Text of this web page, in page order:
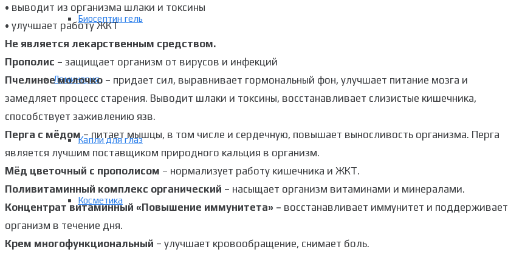
Биосептин гель
Ламинария
Капли для глаз
Косметика
• выводит из организма шлаки и токсины
• улучшает работу ЖКТ
Не является лекарственным средством.
Прополис – защищает организм от вирусов и инфекций
Пчелиное молочко – придает сил, выравнивает гормональный фон, улучшает питание мозга и
замедляет процесс старения. Выводит шлаки и токсины, восстанавливает слизистые кишечника,
способствует заживлению язв.
Перга с мёдом– питает мышцы, в том числе и сердечную, повышает выносливость организма. Перга
является лучшим поставщиком природного кальция в организм.
Мёд цветочный с прополисом – нормализует работу кишечника и ЖКТ.
Поливитаминный комплекс органический – насыщает организм витаминами и минералами.
Концентрат витаминный «Повышение иммунитета» – восстанавливает иммунитет и поддерживает
организм в течение дня.
Крем многофункциональный – улучшает кровообращение, снимает боль.